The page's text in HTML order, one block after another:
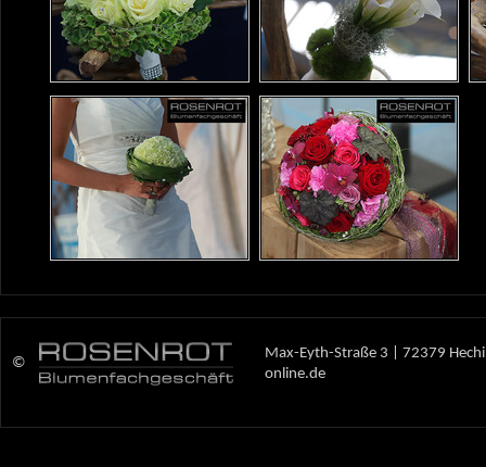
©
Max-Eyth-Straße 3 | 72379
online.de